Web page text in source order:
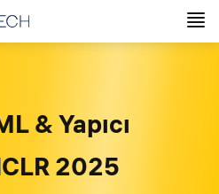
& Yapıcı
2025